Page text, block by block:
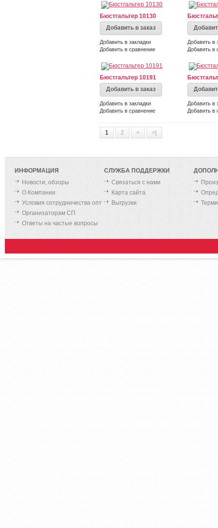
Бюстгальтер 10130
Добавить в заказ
Добавить в закладки
Добавить в сравнение
Добавить в
Добавить в
Бюстгальтер 10191
Добавить в заказ
Добавить в закладки
Добавить в сравнение
Добавить в
Добавить в
1 2 > >|
ИНФОРМАЦИЯ
Новости, обзоры
О Компании
Условия сотрудничества опт
Организаторам СП
Ответы на частые вопросы
СЛУЖБА ПОДДЕРЖКИ
Связаться с нами
Карта сайта
Выгрузки